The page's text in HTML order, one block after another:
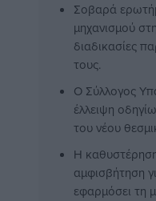
Σοβαρά
μηχανισμού
διαδικασίες
τους.
Ο Σύλλογος
έλλειψη
του νέου
Η
αμφισβήτηση
εφαρμόσει τη